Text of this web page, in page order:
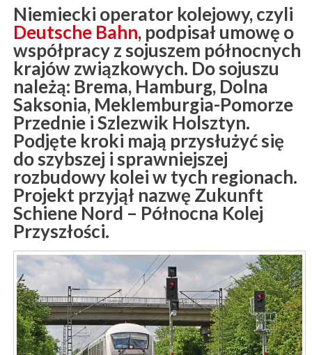
Niemiecki operator kolejowy, czyli
Deutsche Bahn, podpisał umowę o
współpracy z sojuszem północnych
krajów związkowych. Do sojuszu
należą: Brema, Hamburg, Dolna
Saksonia, Meklemburgia-Pomorze
Przednie i Szlezwik Holsztyn.
Podjęte kroki mają przysłużyć się
do szybszej i sprawniejszej
rozbudowy kolei w tych regionach.
Projekt przyjął nazwę Zukunft
Schiene Nord – Północna Kolej
Przyszłości.